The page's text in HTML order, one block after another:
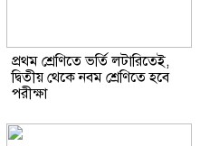
প্রথম শ্রেণিতে ভর্তি লটারিতেই,
দ্বিতীয় থেকে নবম শ্রেণিতে হবে
পরীক্ষা